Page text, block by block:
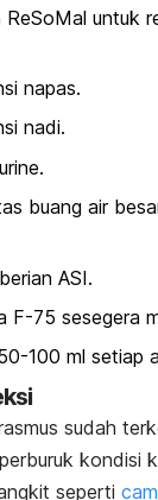
ReSoMal untuk
napas.
nadi.
buang air
ASI.
F-75 sesegera
100 ml setiap
sudah
kondisi
seperti